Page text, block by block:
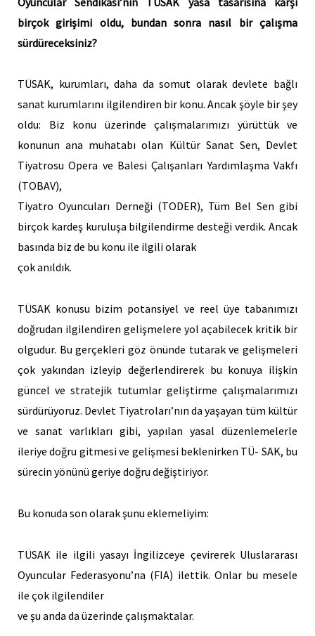
birçok girişimi oldu, bundan sonra nasıl bir çalışma
sürdüreceksiniz?
TÜSAK, kurumları, daha da somut olarak devlete bağlı
sanat kurumlarını ilgilendiren bir konu. Ancak şöyle bir şey
oldu: Biz konu üzerinde çalışmalarımızı yürüttük ve
konunun ana muhatabı olan Kültür Sanat Sen, Devlet
Tiyatrosu Opera ve Balesi Çalışanları Yardımlaşma Vakfı
(TOBAV),
Tiyatro Oyuncuları Derneği (TODER), Tüm Bel Sen gibi
birçok kardeş kuruluşa bilgilendirme desteği verdik. Ancak
basında biz de bu konu ile ilgili olarak
çok anıldık.
TÜSAK konusu bizim potansiyel ve reel üye tabanımızı
doğrudan ilgilendiren gelişmelere yol açabilecek kritik bir
olgudur. Bu gerçekleri göz önünde tutarak ve gelişmeleri
çok yakından izleyip değerlendirerek bu konuya ilişkin
güncel ve stratejik tutumlar geliştirme çalışmalarımızı
sürdürüyoruz. Devlet Tiyatroları’nın da yaşayan tüm kültür
ve sanat varlıkları gibi, yapılan yasal düzenlemelerle
ileriye doğru gitmesi ve gelişmesi beklenirken TÜ- SAK, bu
sürecin yönünü geriye doğru değiştiriyor.
Bu konuda son olarak şunu eklemeliyim:
TÜSAK ile ilgili yasayı İngilizceye çevirerek Uluslararası
Oyuncular Federasyonu’na (FIA) ilettik. Onlar bu mesele
ile çok ilgilendiler
ve şu anda da üzerinde çalışmaktalar.